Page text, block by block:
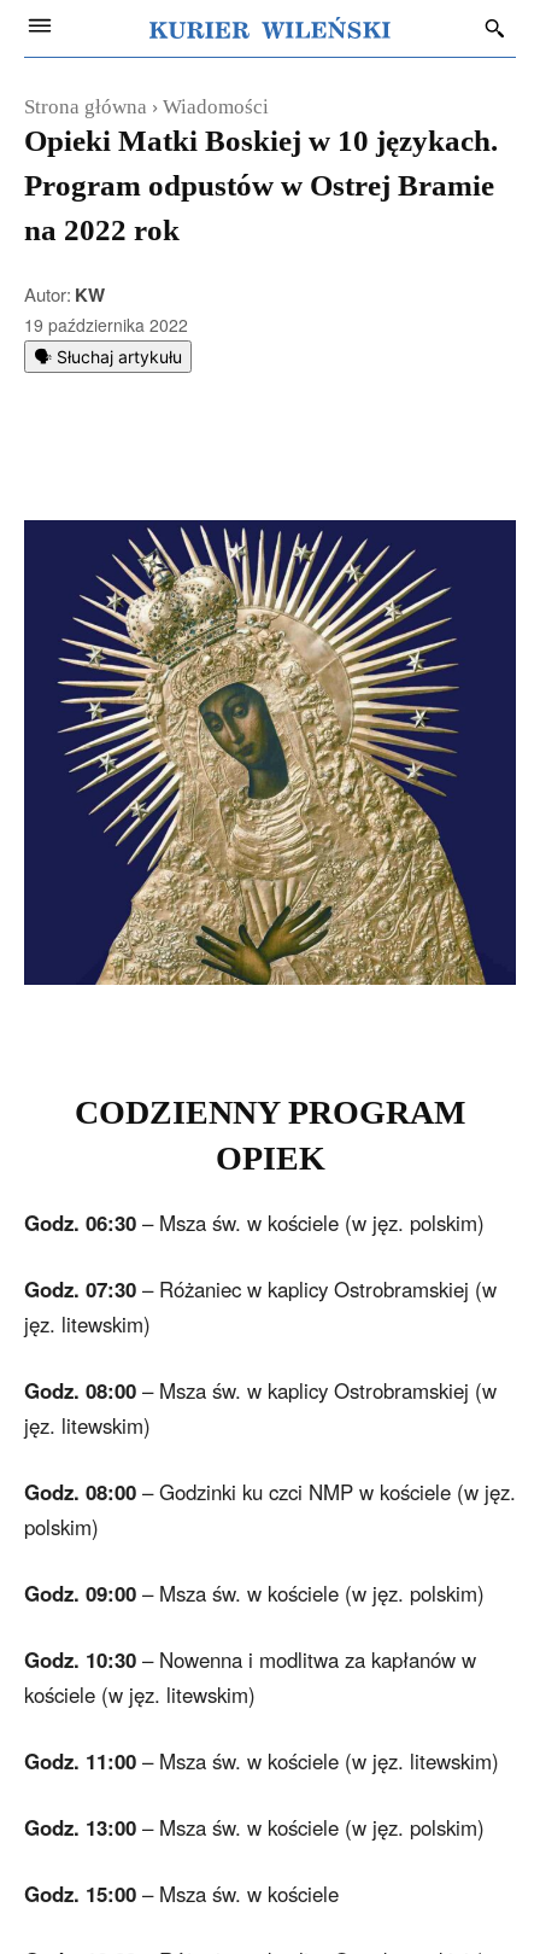
Strona główna Wiadomości
Opieki Matki Boskiej w 10 językach.
Program odpustów w Ostrej Bramie
na 2022 rok
Autor: KW
19 października 2022
🗣️ Słuchaj artykułu
CODZIENNY PROGRAM
OPIEK
Godz. 06:30 – Msza św. w kościele (w jęz. polskim)
Godz. 07:30 – Różaniec w kaplicy Ostrobramskiej (w
jęz. litewskim)
Godz. 08:00 – Msza św. w kaplicy Ostrobramskiej (w
jęz. litewskim)
Godz. 08:00 – Godzinki ku czci NMP w kościele (w jęz.
polskim)
Godz. 09:00 – Msza św. w kościele (w jęz. polskim)
Godz. 10:30 – Nowenna i modlitwa za kapłanów w
kościele (w jęz. litewskim)
Godz. 11:00 – Msza św. w kościele (w jęz. litewskim)
Godz. 13:00 – Msza św. w kościele (w jęz. polskim)
Godz. 15:00 – Msza św. w kościele